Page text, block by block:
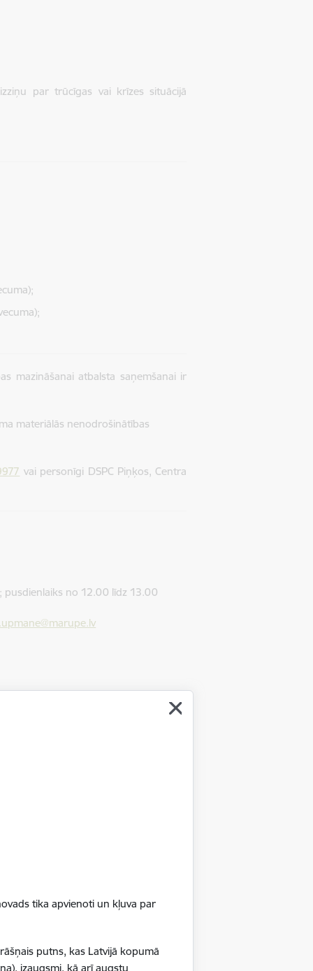
tika apvienoti un kļuva par
putns, kas Latvijā kopumā
izaugsmi, kā arī augstu
par trūcīgas vai krīzes situācijā
mazināšanai atbalsta saņemšanai ir
materiālās nenodrošinātības
vai personīgi DSPC Piņķos, Centra
no 12.00 līdz 13.00
centrs “Piņķi” (Centra iela 3,
- Ielīgošanas pasākumu ar
vai 27714506.
centrs “Piņķi” (Centra iela 3,
vai 27714506.
centrs “Piņķi” (adrese: Centra iela
dekoru radošo darbnīcu.